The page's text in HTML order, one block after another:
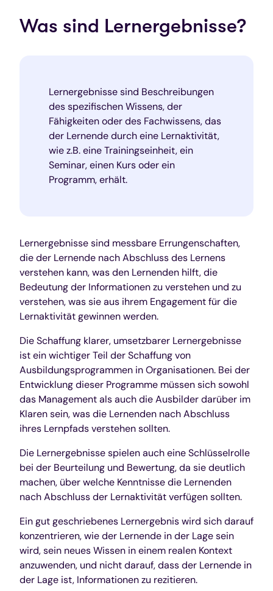
Was sind Lernergebnisse?
Lernergebnisse sind Beschreibungen
des spezifischen Wissens, der
Fähigkeiten oder des Fachwissens, das
der Lernende durch eine Lernaktivität,
wie z.B. eine Trainingseinheit, ein
Seminar, einen Kurs oder ein
Programm, erhält.
Lernergebnisse sind messbare Errungenschaften,
die der Lernende nach Abschluss des Lernens
verstehen kann, was den Lernenden hilft, die
Bedeutung der Informationen zu verstehen und zu
verstehen, was sie aus ihrem Engagement für die
Lernaktivität gewinnen werden.
Die Schaffung klarer, umsetzbarer Lernergebnisse
ist ein wichtiger Teil der Schaffung von
Ausbildungsprogrammen in Organisationen. Bei der
Entwicklung dieser Programme müssen sich sowohl
das Management als auch die Ausbilder darüber im
Klaren sein, was die Lernenden nach Abschluss
ihres Lernpfads verstehen sollten.
Die Lernergebnisse spielen auch eine Schlüsselrolle
bei der Beurteilung und Bewertung, da sie deutlich
machen, über welche Kenntnisse die Lernenden
nach Abschluss der Lernaktivität verfügen sollten.
Ein gut geschriebenes Lernergebnis wird sich darauf
konzentrieren, wie der Lernende in der Lage sein
wird, sein neues Wissen in einem realen Kontext
anzuwenden, und nicht darauf, dass der Lernende in
der Lage ist, Informationen zu rezitieren.